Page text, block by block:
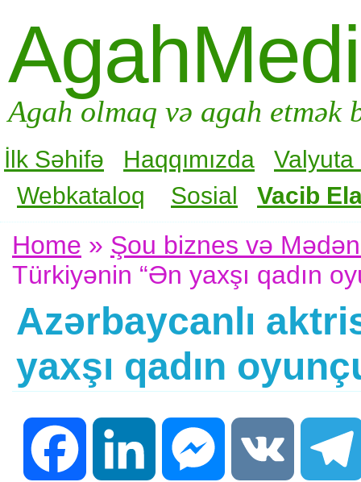
Agah olmaq və agah
İlk Səhifə Haqqımızda
Valyuta
Webkataloq
Sosial Vacib
Home » Şou biznes və
Türkiyənin “Ən yaxşı qadın
Azərbaycanlı
yaxşı qadın
Facebook LinkedIn Messenger VK